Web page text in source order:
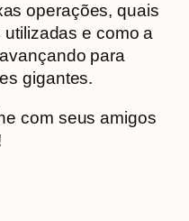
operações, quais
e como a
para
gigantes.
com seus amigos